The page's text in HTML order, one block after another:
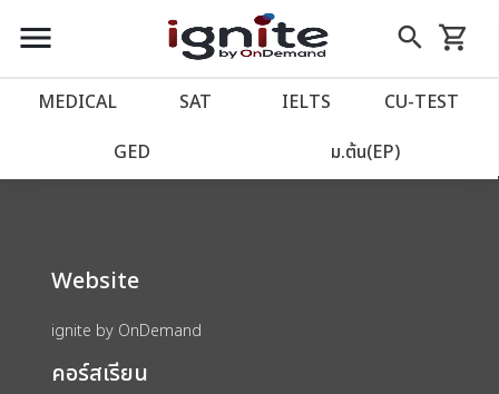
close
account_balance หน้าแรก
เว็บไซต์อิกไนท์
import_contacts วางแผนการเรียน
account_circle เข้าสู่ระบบ
menu search
Skip
to
shopping_cart
รถเข็น
MEDICAL SAT IELTS CU‑TEST
GED ม.ต้น(EP)
We could not find anything for 80000177
Website
ignite by OnDemand
คอร์สเรียน